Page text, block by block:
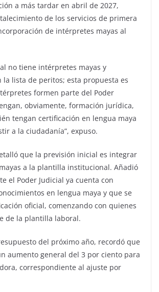
a más tardar en abril de 2027,
de los servicios de primera
de intérpretes mayas al
no tiene intérpretes mayas y
la lista de peritos; esta propuesta es
formen parte del Poder
obviamente, formación jurídica,
tengan certificación en lengua maya
a la ciudadanía”, expuso.
que la previsión inicial es integrar
a la plantilla institucional. Añadió
el Poder Judicial ya cuenta con
en lengua maya y que se
oficial, comenzando con quienes
de la plantilla laboral.
del próximo año, recordó que
aumento general del 3 por ciento para
correspondiente al ajuste por